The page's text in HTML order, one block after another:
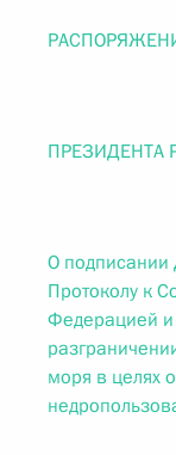
ПРЕЗИДЕНТА
О подписании
Протоколу к
Федерацией и
моря в целях